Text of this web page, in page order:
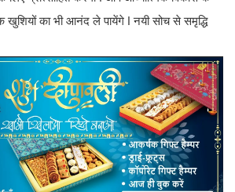
खुशियों का भी आनंद ले पायेंगे ǀ नयी सोच से समृद्धि